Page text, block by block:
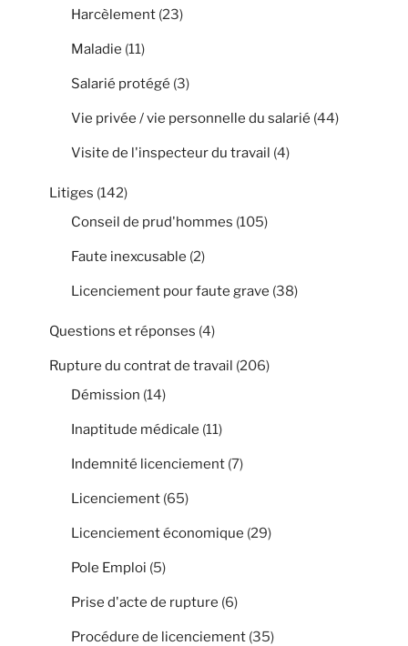
Harcèlement (23)
Maladie (11)
Salarié protégé (3)
Vie privée / vie personnelle du salarié (44)
Visite de l'inspecteur du travail (4)
Litiges (142)
Conseil de prud'hommes (105)
Faute inexcusable (2)
Licenciement pour faute grave (38)
Questions et réponses (4)
Rupture du contrat de travail (206)
Démission (14)
Inaptitude médicale (11)
Indemnité licenciement (7)
Licenciement (65)
Licenciement économique (29)
Pole Emploi (5)
Prise d'acte de rupture (6)
Procédure de licenciement (35)